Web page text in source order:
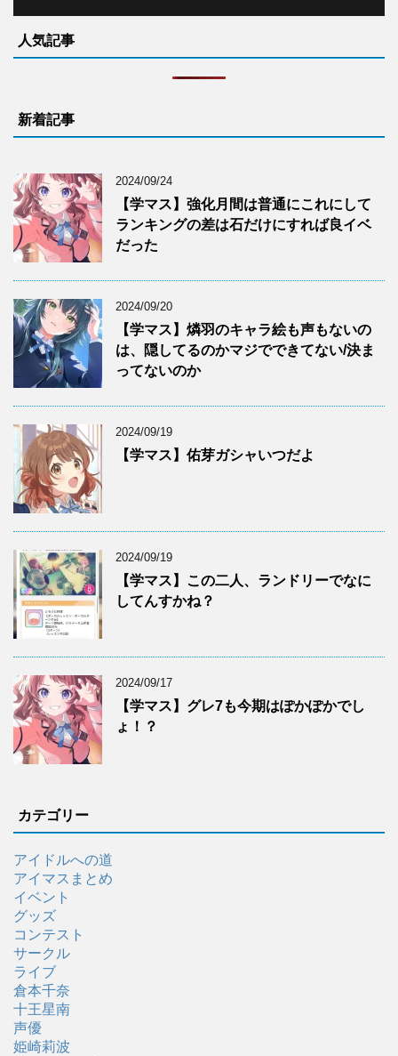
人気記事
新着記事
2024/09/24
【学マス】強化月間は普通にこれにして
ランキングの差は石だけにすれば良イベ
だった
2024/09/20
【学マス】燐羽のキャラ絵も声もないの
は、隠してるのかマジでできてない/決ま
ってないのか
2024/09/19
【学マス】佑芽ガシャいつだよ
2024/09/19
【学マス】この二人、ランドリーでなに
してんすかね？
2024/09/17
【学マス】グレ7も今期はぽかぽかでし
ょ！？
カテゴリー
アイドルへの道
アイマスまとめ
イベント
グッズ
コンテスト
サークル
ライブ
倉本千奈
十王星南
声優
姫崎莉波